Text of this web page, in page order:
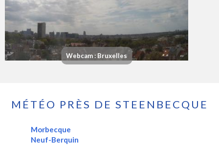
Webcam : Bruxelles
MÉTÉO PRÈS DE STEENBECQUE
Morbecque
Neuf-Berquin